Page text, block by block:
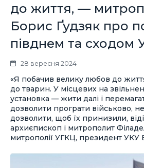
до життя, —
Борис Ґудзяк про
півднем та сходом
28 вересня 2024
«Я побачив велику любов до
до тварин. У місцевих на
установка — жити далі і
дозволити програти військово,
дозволити, щоб їх принизили,
архиєпископ і митрополит
митрополії УГКЦ, президент УКУ